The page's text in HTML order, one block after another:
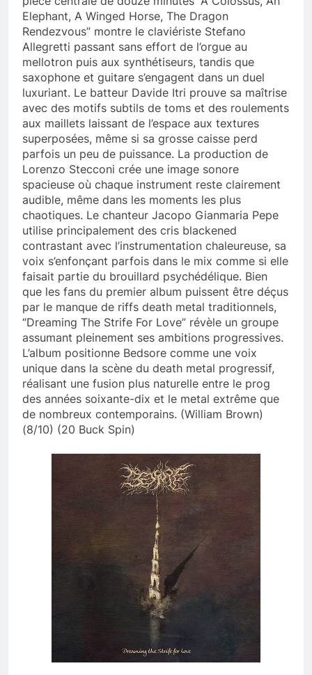
Elephant, A Winged Horse, The Dragon
Rendezvous” montre le claviériste Stefano
Allegretti passant sans effort de l’orgue au
mellotron puis aux synthétiseurs, tandis que
saxophone et guitare s’engagent dans un duel
luxuriant. Le batteur Davide Itri prouve sa maîtrise
avec des motifs subtils de toms et des roulements
aux maillets laissant de l’espace aux textures
superposées, même si sa grosse caisse perd
parfois un peu de puissance. La production de
Lorenzo Stecconi crée une image sonore
spacieuse où chaque instrument reste clairement
audible, même dans les moments les plus
chaotiques. Le chanteur Jacopo Gianmaria Pepe
utilise principalement des cris blackened
contrastant avec l’instrumentation chaleureuse, sa
voix s’enfonçant parfois dans le mix comme si elle
faisait partie du brouillard psychédélique. Bien
que les fans du premier album puissent être déçus
par le manque de riffs death metal traditionnels,
“Dreaming The Strife For Love” révèle un groupe
assumant pleinement ses ambitions progressives.
L’album positionne Bedsore comme une voix
unique dans la scène du death metal progressif,
réalisant une fusion plus naturelle entre le prog
des années soixante-dix et le metal extrême que
de nombreux contemporains. (William Brown)
(8/10) (20 Buck Spin)